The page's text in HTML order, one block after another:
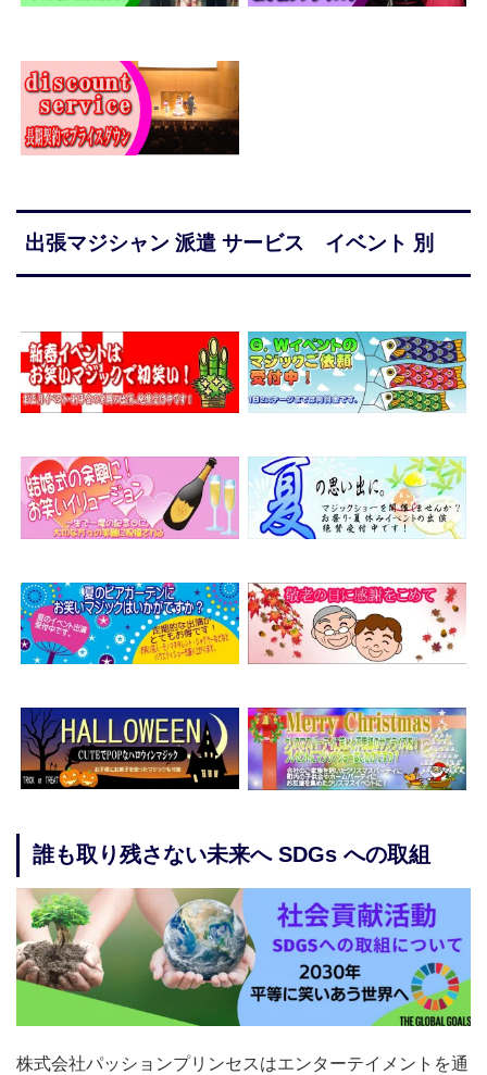
出張マジシャン 派遣 サービス イベント 別
誰も取り残さない未来へ SDGs への取組
株式会社パッションプリンセスはエンターテイメントを通